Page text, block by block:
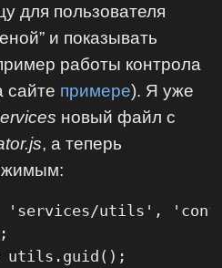
для пользователя
и показывать
работы контрола
сайте примере). Я уже
новый файл с
, а теперь
'services/utils',
utils.guid();